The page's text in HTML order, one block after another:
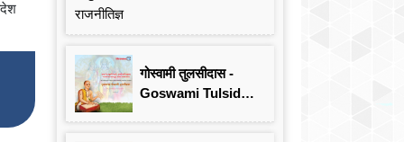
गोस्वामी तुलसीदास -
Goswami Tulsidas: